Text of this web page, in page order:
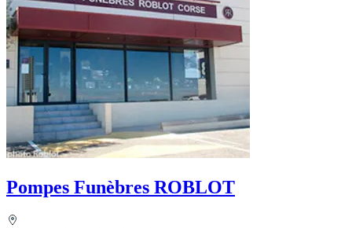
Pompes Funèbres ROBLOT